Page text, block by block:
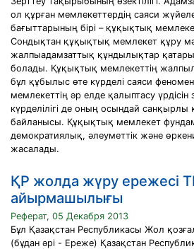
ол құрған мемлекеттердің саяси
бағыттарының бірі – құқықтық
Сондықтан құқықтық мемлекет құру
жалпыадамзаттық құндылықтар
болады. Құқықтық мемлекеттің
бұл құбылыс өте күрделі саяси
мемлекеттің әр елде қалыптасу
күрделілігі де оның осындай санқырлы
байланысы. Құқықтық мемлекет
демократиялық, әлеуметтік және
жасалады.
ҚР жолда жүру ережесі
айырмашылығы
Реферат, 05 Декабря 2013
Бұл Қазақстан Республикасы Жол
(бұдан әрi - Ереже) Қазақстан